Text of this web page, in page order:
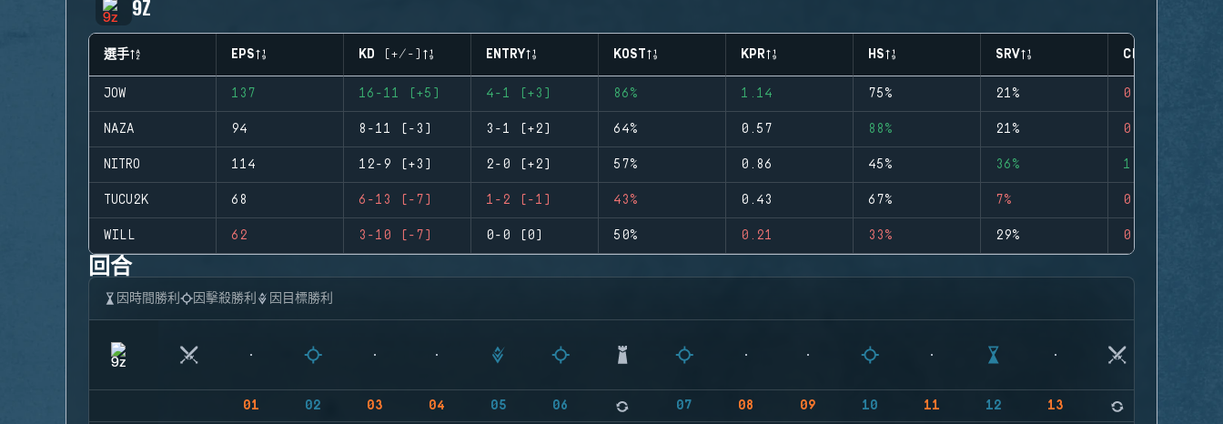
9Z
選手 EPS KD (+/-) ENTRY KOST KPR HS SRV CLUTCHES
JOW 137 16-11 (+5) 4-1 (+3) 86% 1.14 75% 21% 0
NAZA 94 8-11 (-3) 3-1 (+2) 64% 0.57 88% 21% 0
NITRO 114 12-9 (+3) 2-0 (+2) 57% 0.86 45% 36% 1
TUCU2K 68 6-13 (-7) 1-2 (-1) 43% 0.43 67% 7% 0
WILL 62 3-10 (-7) 0-0 (0) 50% 0.21 33% 29% 0
回合
因時間勝利 因擊殺勝利 因目標勝利
01 02 03 04 05 06 07 08 09 10 11 12 13